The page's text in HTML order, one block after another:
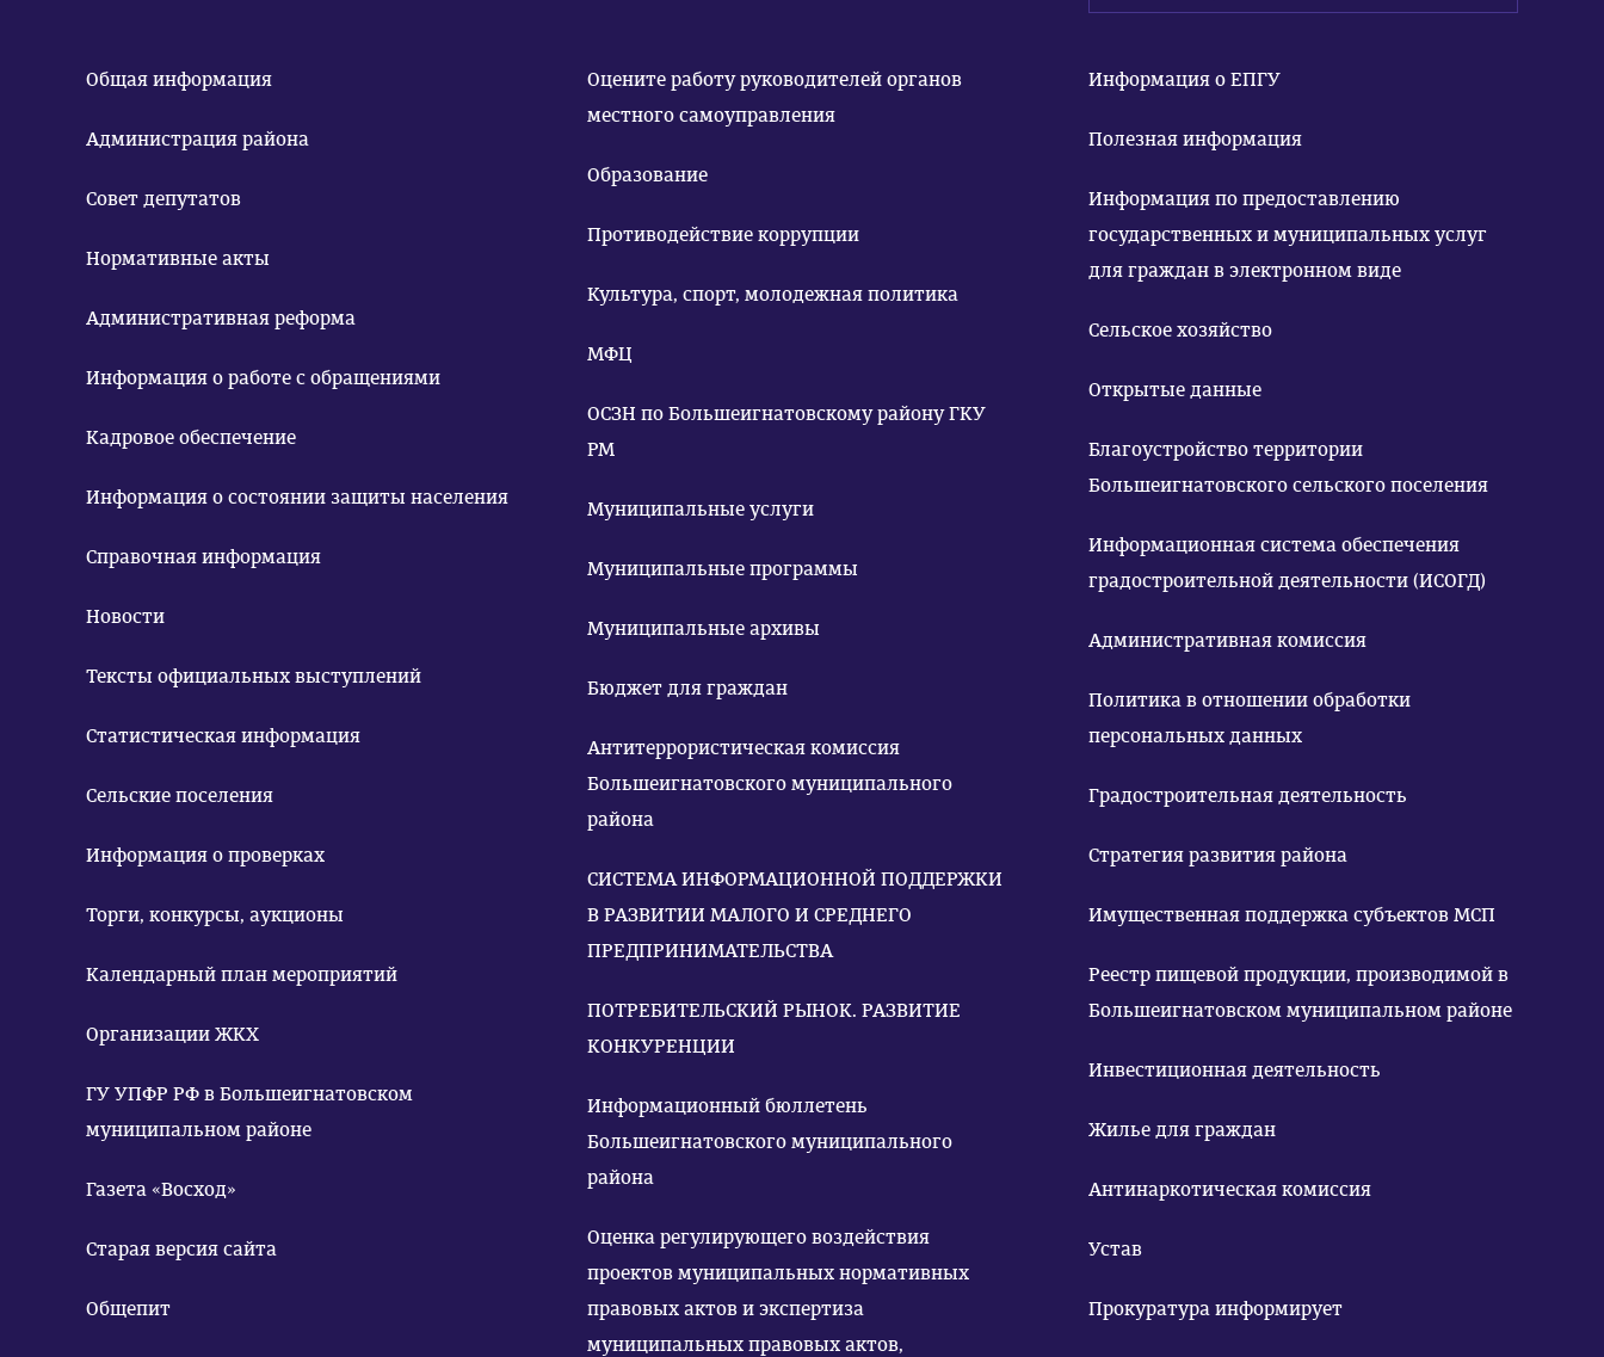
Общая информация
Администрация района
Совет депутатов
Нормативные акты
Административная реформа
Информация о работе с обращениями
Кадровое обеспечение
Информация о состоянии защиты населения
Справочная информация
Новости
Тексты официальных выступлений
Статистическая информация
Сельские поселения
Информация о проверках
Торги, конкурсы, аукционы
Календарный план мероприятий
Организации ЖКХ
ГУ УПФР РФ в Большеигнатовском
муниципальном районе
Газета «Восход»
Старая версия сайта
Общепит
Оцените работу руководителей органов
местного самоуправления
Образование
Противодействие коррупции
Культура, спорт, молодежная политика
МФЦ
ОСЗН по Большеигнатовскому району ГКУ
РМ
Муниципальные услуги
Муниципальные программы
Муниципальные архивы
Бюджет для граждан
Антитеррористическая комиссия
Большеигнатовского муниципального
района
СИСТЕМА ИНФОРМАЦИОННОЙ ПОДДЕРЖКИ
В РАЗВИТИИ МАЛОГО И СРЕДНЕГО
ПРЕДПРИНИМАТЕЛЬСТВА
ПОТРЕБИТЕЛЬСКИЙ РЫНОК. РАЗВИТИЕ
КОНКУРЕНЦИИ
Информационный бюллетень
Большеигнатовского муниципального
района
Оценка регулирующего воздействия
проектов муниципальных нормативных
правовых актов и экспертиза
муниципальных правовых актов,
Информация о ЕПГУ
Полезная информация
Информация по предоставлению
государственных и муниципальных услуг
для граждан в электронном виде
Сельское хозяйство
Открытые данные
Благоустройство территории
Большеигнатовского сельского поселения
Информационная система обеспечения
градостроительной деятельности (ИСОГД)
Административная комиссия
Политика в отношении обработки
персональных данных
Градостроительная деятельность
Стратегия развития района
Имущественная поддержка субъектов МСП
Реестр пищевой продукции, производимой в
Большеигнатовском муниципальном районе
Инвестиционная деятельность
Жилье для граждан
Антинаркотическая комиссия
Устав
Прокуратура информирует